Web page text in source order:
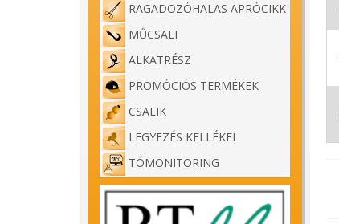
RAGADOZÓHALAS APRÓCIKK
MŰCSALI
ALKATRÉSZ
PROMÓCIÓS TERMÉKEK
CSALIK
LEGYEZÉS KELLÉKEI
TÓMONITORING